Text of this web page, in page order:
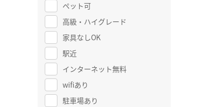
ペット可
高級・ハイグレード
家具なしOK
駅近
インターネット無料
wifiあり
駐車場あり